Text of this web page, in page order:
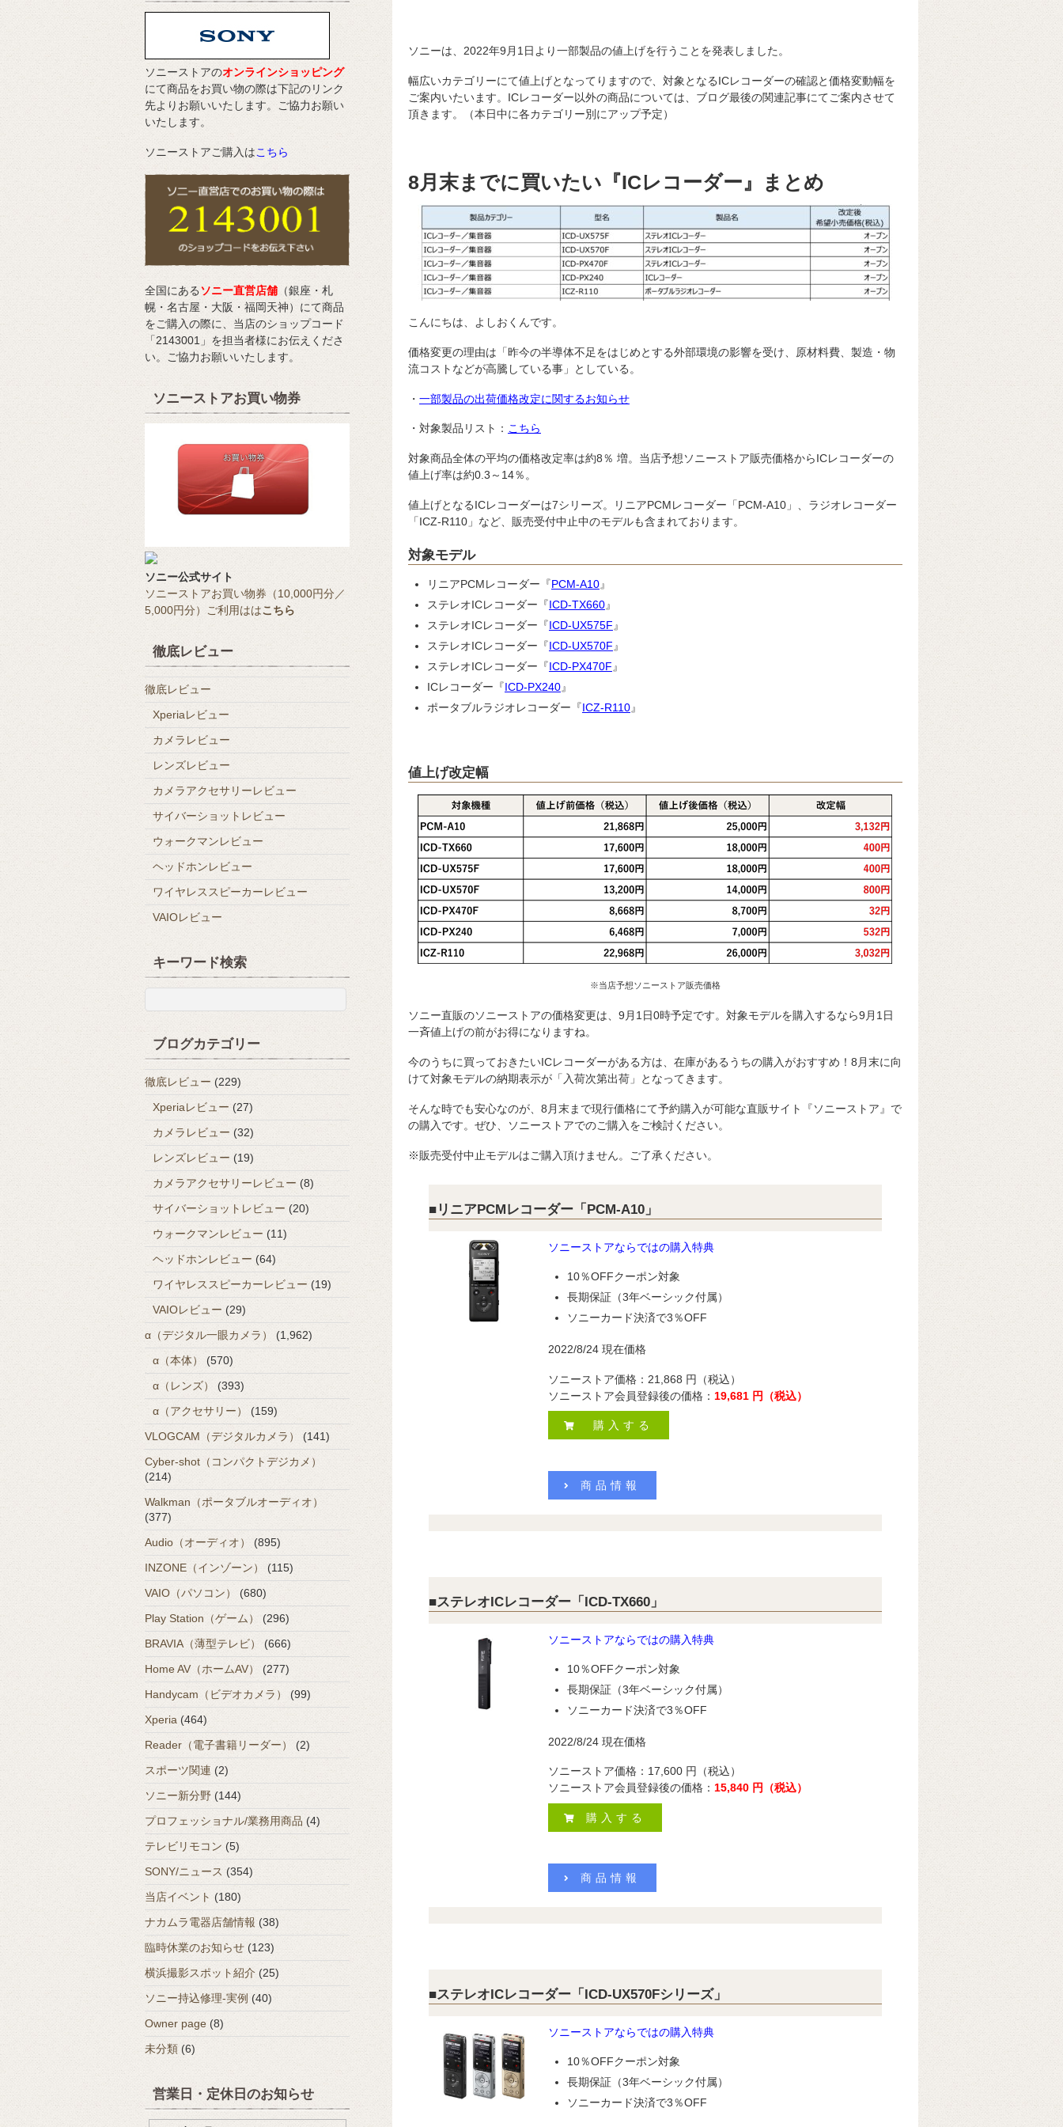
ソニーは、2022年9月1日より一部製品の値上げを行うことを発表しました。
幅広いカテゴリーにて値上げとなってりますので、対象となるICレコーダーの確認と価格変動幅を
ご案内いたいます。ICレコーダー以外の商品については、ブログ最後の関連記事にてご案内させて
頂きます。（本日中に各カテゴリー別にアップ予定）
8月末までに買いたい『ICレコーダー』まとめ
こんにちは、よしおくんです。
価格変更の理由は「昨今の半導体不足をはじめとする外部環境の影響を受け、原材料費、製造・物
流コストなどが高騰している事」としている。
・ 一部製品の出荷価格改定に関するお知らせ
・対象製品リスト： こちら
対象商品全体の平均の価格改定率は約8％ 増。当店予想ソニーストア販売価格からICレコーダーの
値上げ率は約0.3～14％。
値上げとなるICレコーダーは7シリーズ。リニアPCMレコーダー「PCM-A10」、ラジオレコーダー
「ICZ-R110」など、販売受付中止中のモデルも含まれております。
対象モデル
リニアPCMレコーダー『PCM-A10』
ステレオICレコーダー『ICD-TX660』
ステレオICレコーダー『ICD-UX575F 』
ステレオICレコーダー『ICD-UX570F 』
ステレオICレコーダー『ICD-PX470F 』
ICレコーダー『ICD-PX240』
ポータブルラジオレコーダー『ICZ-R110』
値上げ改定幅
※当店予想ソニーストア販売価格
ソニー直販のソニーストアの価格変更は、9月1日0時予定です。対象モデルを購入するなら9月1日
一斉値上げの前がお得になりますね。
今のうちに買っておきたいICレコーダーがある方は、在庫があるうちの購入がおすすめ！8月末に向
けて対象モデルの納期表示が「入荷次第出荷」となってきます。
そんな時でも安心なのが、8月末まで現行価格にて予約購入が可能な直販サイト『ソニーストア』で
の購入です。ぜひ、ソニーストアでのご購入をご検討ください。
※販売受付中止モデルはご購入頂けません。ご了承ください。
■リニアPCMレコーダー「PCM-A10」
ソニーストアならではの購入特典
10％OFFクーポン対象
長期保証（3年ベーシック付属）
ソニーカード決済で3％OFF
2022/8/24 現在価格
ソニーストア価格：21,868 円（税込）
ソニーストア会員登録後の価格： 19,681 円（税込）
購入する
商品情報
■ステレオICレコーダー「ICD-TX660」
ソニーストアならではの購入特典
10％OFFクーポン対象
長期保証（3年ベーシック付属）
ソニーカード決済で3％OFF
2022/8/24 現在価格
ソニーストア価格：17,600 円（税込）
ソニーストア会員登録後の価格： 15,840 円（税込）
購入する
商品情報
■ステレオICレコーダー「ICD-UX570Fシリーズ」
ソニーストアならではの購入特典
10％OFFクーポン対象
長期保証（3年ベーシック付属）
ソニーカード決済で3％OFF
ソニーストアのオンラインショッピング
にて商品をお買い物の際は下記のリンク
先よりお願いいたします。ご協力お願い
いたします。
ソニーストアご購入はこちら
全国にあるソニー直営店舗 （銀座・札
幌・名古屋・大阪・福岡天神）にて商品
をご購入の際に、当店のショップコード
「2143001」を担当者様にお伝えくださ
い。ご協力お願いいたします。
ソニーストアお買い物券
ソニー公式サイト
ソニーストアお買い物券（10,000円分／
5,000円分）ご利用ははこちら
徹底レビュー
徹底レビュー
Xperiaレビュー
カメラレビュー
レンズレビュー
カメラアクセサリーレビュー
サイバーショットレビュー
ウォークマンレビュー
ヘッドホンレビュー
ワイヤレススピーカーレビュー
VAIOレビュー
キーワード検索
ブログカテゴリー
徹底レビュー (229)
Xperiaレビュー(27)
カメラレビュー (32)
レンズレビュー (19)
カメラアクセサリーレビュー (8)
サイバーショットレビュー (20)
ウォークマンレビュー (11)
ヘッドホンレビュー (64)
ワイヤレススピーカーレビュー (19)
VAIOレビュー (29)
α（デジタル一眼カメラ）
(1,962)
α（本体）
(570)
α（レンズ）
(393)
α（アクセサリー）
(159)
VLOGCAM（デジタルカメラ）
(141)
Cyber-shot（コンパクトデジカメ）
(214)
Walkman（ポータブルオーディオ）
(377)
Audio（オーディオ）
(895)
INZONE（インゾーン）
(115)
VAIO（パソコン）
(680)
Play Station（ゲーム）
(296)
BRAVIA（薄型テレビ）
(666)
Home AV（ホームAV）
(277)
Handycam（ビデオカメラ）
(99)
Xperia (464)
Reader（電子書籍リーダー）
(2)
スポーツ関連 (2)
ソニー新分野 (144)
プロフェッショナル/業務用商品 (4)
テレビリモコン (5)
SONY/ニュース (354)
当店イベント (180)
ナカムラ電器店舗情報 (38)
臨時休業のお知らせ (123)
横浜撮影スポット紹介 (25)
ソニー持込修理-実例 (40)
Owner page (8)
未分類 (6)
営業日・定休日のお知らせ